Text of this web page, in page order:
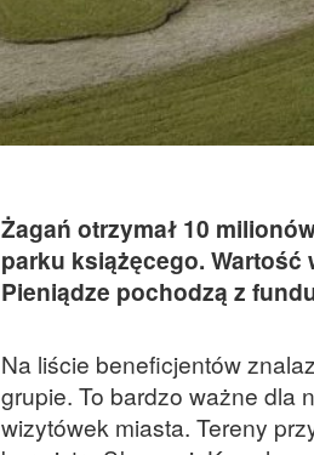
Żagań otrzymał 10
parku książęcego.
Pieniądze pochodzą z
Na liście beneficjentów
grupie. To bardzo ważne dla
wizytówek miasta. Tereny